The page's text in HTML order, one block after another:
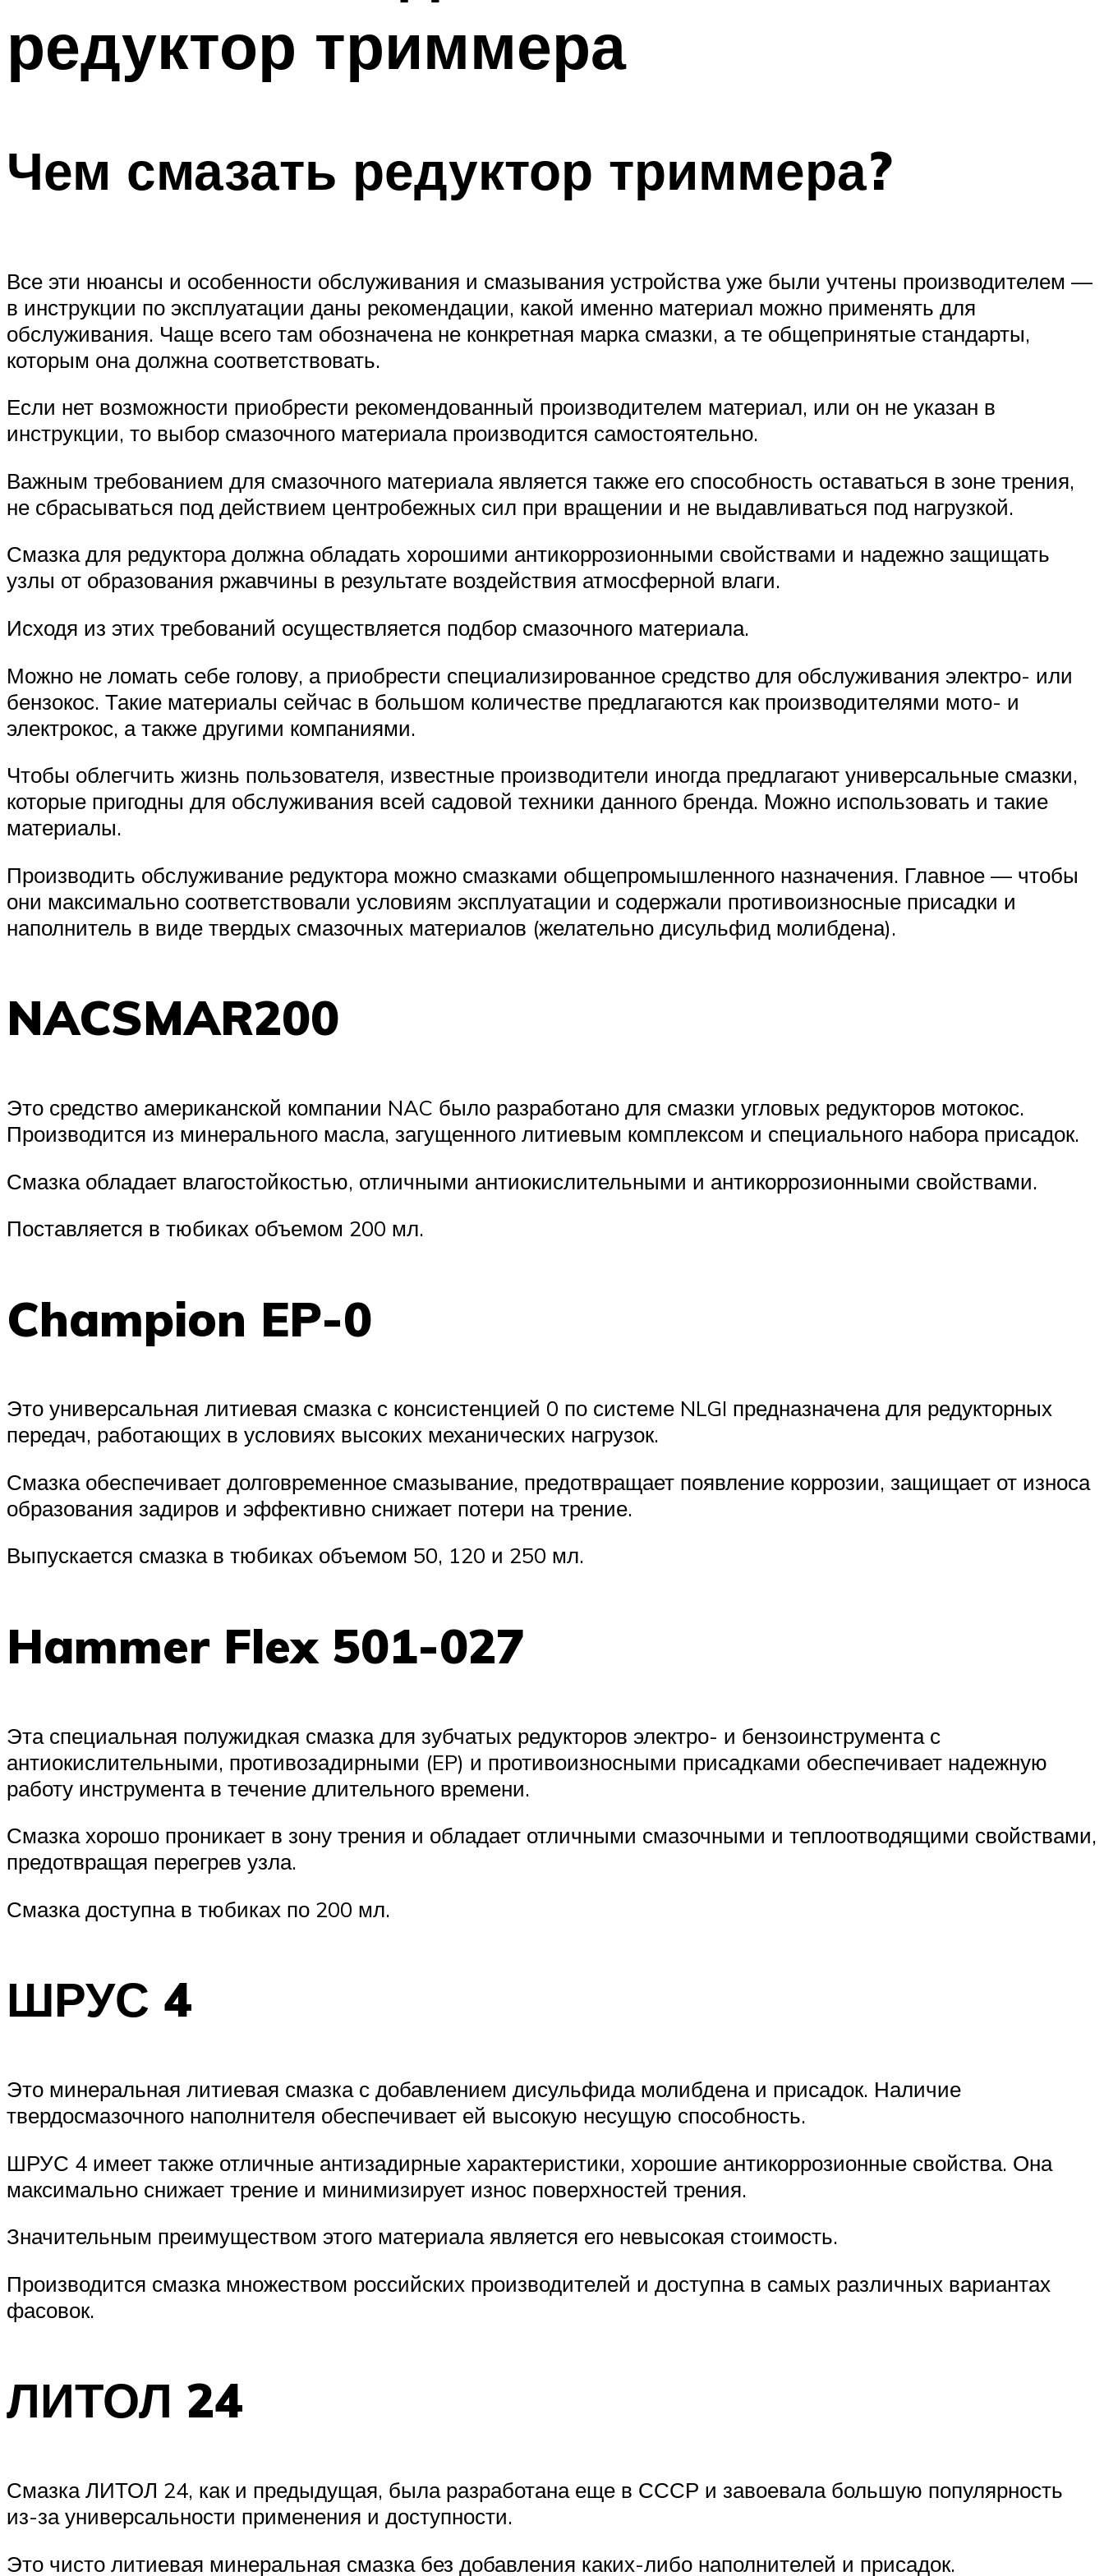
редуктор триммера
Чем смазать редуктор триммера?
Все эти нюансы и особенности обслуживания и смазывания устройства уже были учтены производителем —
в инструкции по эксплуатации даны рекомендации, какой именно материал можно применять для
обслуживания. Чаще всего там обозначена не конкретная марка смазки, а те общепринятые стандарты,
которым она должна соответствовать.
Если нет возможности приобрести рекомендованный производителем материал, или он не указан в
инструкции, то выбор смазочного материала производится самостоятельно.
Важным требованием для смазочного материала является также его способность оставаться в зоне трения,
не сбрасываться под действием центробежных сил при вращении и не выдавливаться под нагрузкой.
Смазка для редуктора должна обладать хорошими антикоррозионными свойствами и надежно защищать
узлы от образования ржавчины в результате воздействия атмосферной влаги.
Исходя из этих требований осуществляется подбор смазочного материала.
Можно не ломать себе голову, а приобрести специализированное средство для обслуживания электро- или
бензокос. Такие материалы сейчас в большом количестве предлагаются как производителями мото- и
электрокос, а также другими компаниями.
Чтобы облегчить жизнь пользователя, известные производители иногда предлагают универсальные смазки,
которые пригодны для обслуживания всей садовой техники данного бренда. Можно использовать и такие
материалы.
Производить обслуживание редуктора можно смазками общепромышленного назначения. Главное — чтобы
они максимально соответствовали условиям эксплуатации и содержали противоизносные присадки и
наполнитель в виде твердых смазочных материалов (желательно дисульфид молибдена).
NACSMAR200
Это средство американской компании NAC было разработано для смазки угловых редукторов мотокос.
Производится из минерального масла, загущенного литиевым комплексом и специального набора присадок.
Смазка обладает влагостойкостью, отличными антиокислительными и антикоррозионными свойствами.
Поставляется в тюбиках объемом 200 мл.
Champion EP-0
Это универсальная литиевая смазка с консистенцией 0 по системе NLGI предназначена для редукторных
передач, работающих в условиях высоких механических нагрузок.
Смазка обеспечивает долговременное смазывание, предотвращает появление коррозии, защищает от износа
образования задиров и эффективно снижает потери на трение.
Выпускается смазка в тюбиках объемом 50, 120 и 250 мл.
Hammer Flex 501-027
Эта специальная полужидкая смазка для зубчатых редукторов электро- и бензоинструмента с
антиокислительными, противозадирными (EP) и противоизносными присадками обеспечивает надежную
работу инструмента в течение длительного времени.
Смазка хорошо проникает в зону трения и обладает отличными смазочными и теплоотводящими свойствами,
предотвращая перегрев узла.
Смазка доступна в тюбиках по 200 мл.
ШРУС 4
Это минеральная литиевая смазка с добавлением дисульфида молибдена и присадок. Наличие
твердосмазочного наполнителя обеспечивает ей высокую несущую способность.
ШРУС 4 имеет также отличные антизадирные характеристики, хорошие антикоррозионные свойства. Она
максимально снижает трение и минимизирует износ поверхностей трения.
Значительным преимуществом этого материала является его невысокая стоимость.
Производится смазка множеством российских производителей и доступна в самых различных вариантах
фасовок.
ЛИТОЛ 24
Смазка ЛИТОЛ 24, как и предыдущая, была разработана еще в СССР и завоевала большую популярность
из-за универсальности применения и доступности.
Это чисто литиевая минеральная смазка без добавления каких-либо наполнителей и присадок.